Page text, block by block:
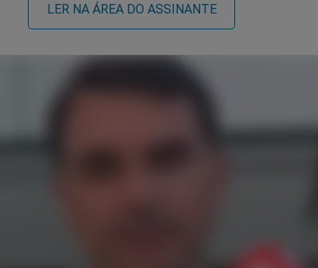
LER NA ÁREA DO ASSINANTE